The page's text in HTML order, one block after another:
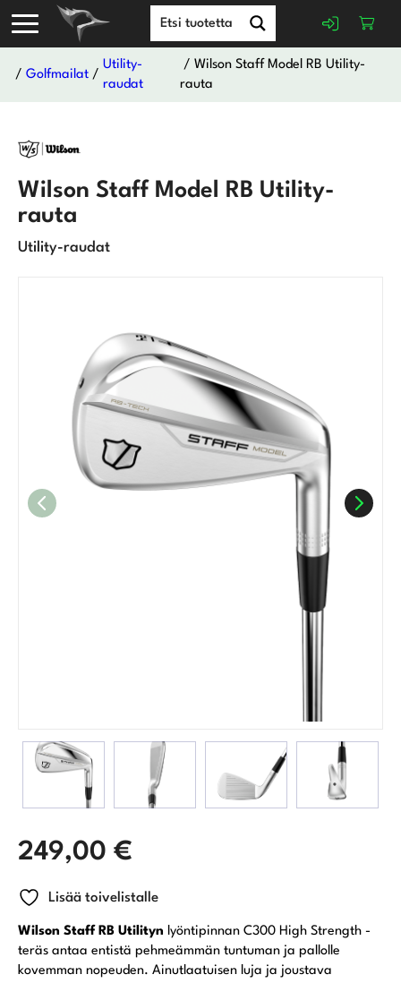
/Golfmailat /
Utility-
raudat
/ Wilson Staff Model RB Utility-
rauta
Wilson Staff Model RB Utility-
rauta
Utility-raudat
249,00 €
Lisää toivelistalle
Wilson Staff RB Utilityn lyöntipinnan C300 High Strength -
teräs antaa entistä pehmeämmän tuntuman ja pallolle
kovemman nopeuden. Ainutlaatuisen luja ja joustava